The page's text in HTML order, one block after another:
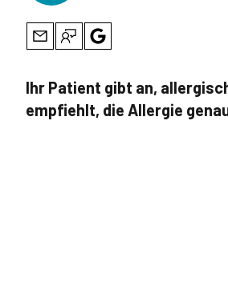
Ihr Patient gibt an,
empfiehlt, die Allergie